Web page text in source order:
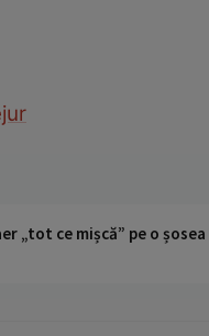
„tot ce mișcă” pe o